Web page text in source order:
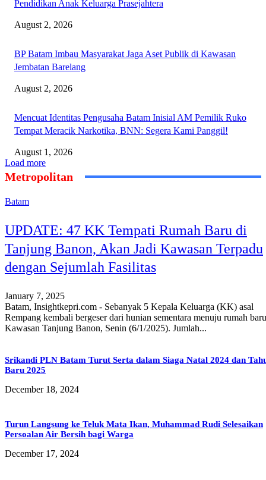
Pendidikan Anak Keluarga Prasejahtera
August 2, 2026
BP Batam Imbau Masyarakat Jaga Aset Publik di Kawasan
Jembatan Barelang
August 2, 2026
Mencuat Identitas Pengusaha Batam Inisial AM Pemilik Ruko
Tempat Meracik Narkotika, BNN: Segera Kami Panggil!
August 1, 2026
Load more
Metropolitan
Batam
UPDATE: 47 KK Tempati Rumah Baru di
Tanjung Banon, Akan Jadi Kawasan Terpadu
dengan Sejumlah Fasilitas
January 7, 2025
Batam, Insightkepri.com - Sebanyak 5 Kepala Keluarga (KK) asal
Rempang kembali bergeser dari hunian sementara menuju rumah
Kawasan Tanjung Banon, Senin (6/1/2025). Jumlah...
Srikandi PLN Batam Turut Serta dalam Siaga Natal 2024 dan
Baru 2025
December 18, 2024
Turun Langsung ke Teluk Mata Ikan, Muhammad Rudi Selesaikan
Persoalan Air Bersih bagi Warga
December 17, 2024